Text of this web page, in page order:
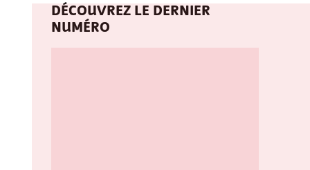
DÉCOUVREZ LE DERNIER
NUMÉRO